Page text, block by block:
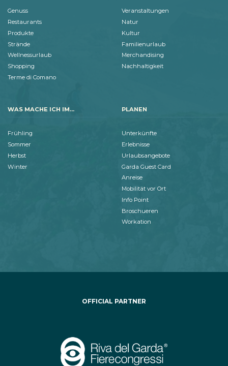
Genuss
Restaurants
Produkte
Strände
Wellnessurlaub
Shopping
Terme di Comano
Veranstaltungen
Natur
Kultur
Familienurlaub
Merchandising
Nachhaltigkeit
WAS MACHE ICH IM...
Frühling
Sommer
Herbst
Winter
PLANEN
Unterkünfte
Erlebnisse
Urlaubsangebote
Garda Guest Card
Anreise
Mobilität vor Ort
Info Point
Broschueren
Workation
OFFICIAL PARTNER